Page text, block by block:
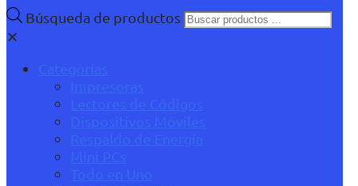
Búsqueda de productos
✕
Categorías
Impresoras
Lectores de Códigos
Dispositivos Móviles
Respaldo de Energía
Mini PCs
Todo en Uno